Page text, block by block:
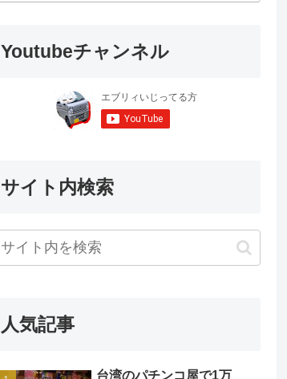
Youtubeチャンネル
サイト内検索
人気記事
台湾のパチンコ屋で1万